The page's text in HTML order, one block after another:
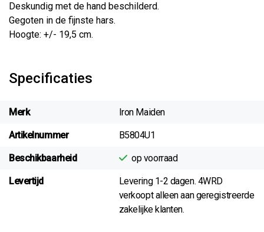
Deskundig met de hand beschilderd.
Gegoten in de fijnste hars.
Hoogte: +/- 19,5 cm.
Specificaties
Merk Iron Maiden
Artikelnummer B5804U1
Beschikbaarheid op voorraad
Levertijd
Levering 1-2 dagen. 4WRD
verkoopt alleen aan geregistreerde
zakelijke klanten.